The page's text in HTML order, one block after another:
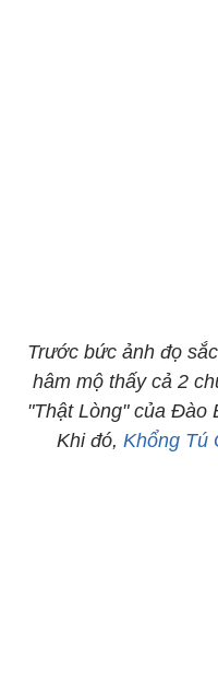
Trước bức ảnh đọ
hâm mộ thấy cả 2
"Thật Lòng" của Đào
Khi đó, Khổng Tú